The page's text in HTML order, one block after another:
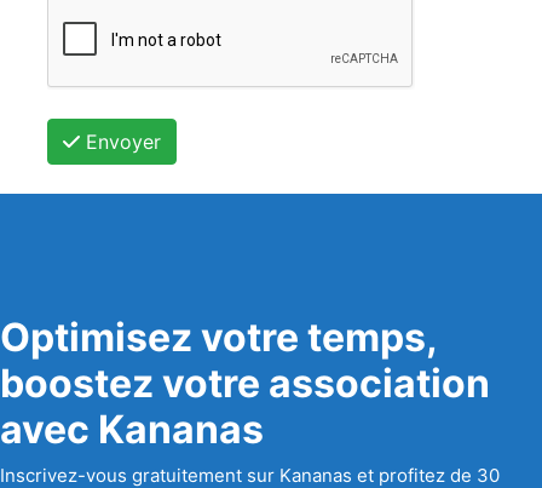
Envoyer
Optimisez votre temps,
boostez votre association
avec Kananas
Inscrivez-vous gratuitement sur Kananas et profitez de 30